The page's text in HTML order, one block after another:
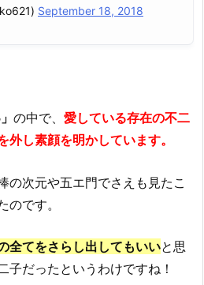
September 18, 2018
の中で、 愛している存在の不二
し素顔を明かしています。
の次元や五エ門でさえも見たこ
のです。
全てをさらし出してもいいと思
子だったというわけですね！